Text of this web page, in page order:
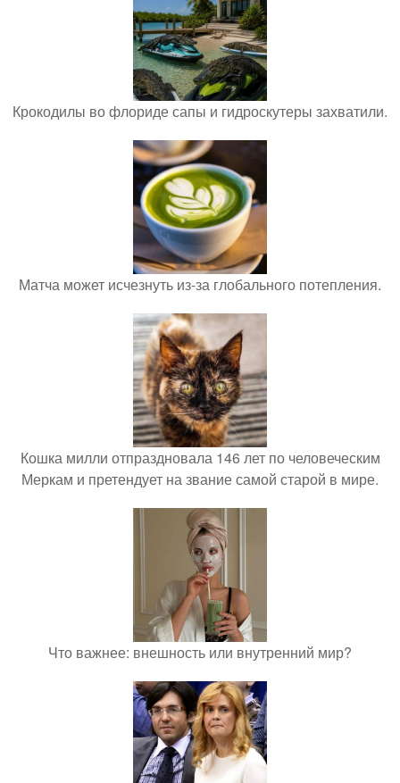
Крокодилы во флориде сапы и гидроскутеры захватили.
Матча может исчезнуть из-за глобального потепления.
Кошка милли отпраздновала 146 лет по человеческим
Меркам и претендует на звание самой старой в мире.
Что важнее: внешность или внутренний мир?